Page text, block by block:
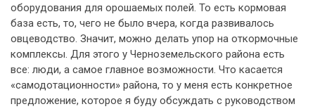
оборудования для орошаемых полей. То есть кормовая
база есть, то, чего не было вчера, когда развивалось
овцеводство. Значит, можно делать упор на откормочные
комплексы. Для этого у Черноземельского района есть
все: люди, а самое главное возможности. Что касается
«самодотационности» района, то у меня есть конкретное
предложение, которое я буду обсуждать с руководством